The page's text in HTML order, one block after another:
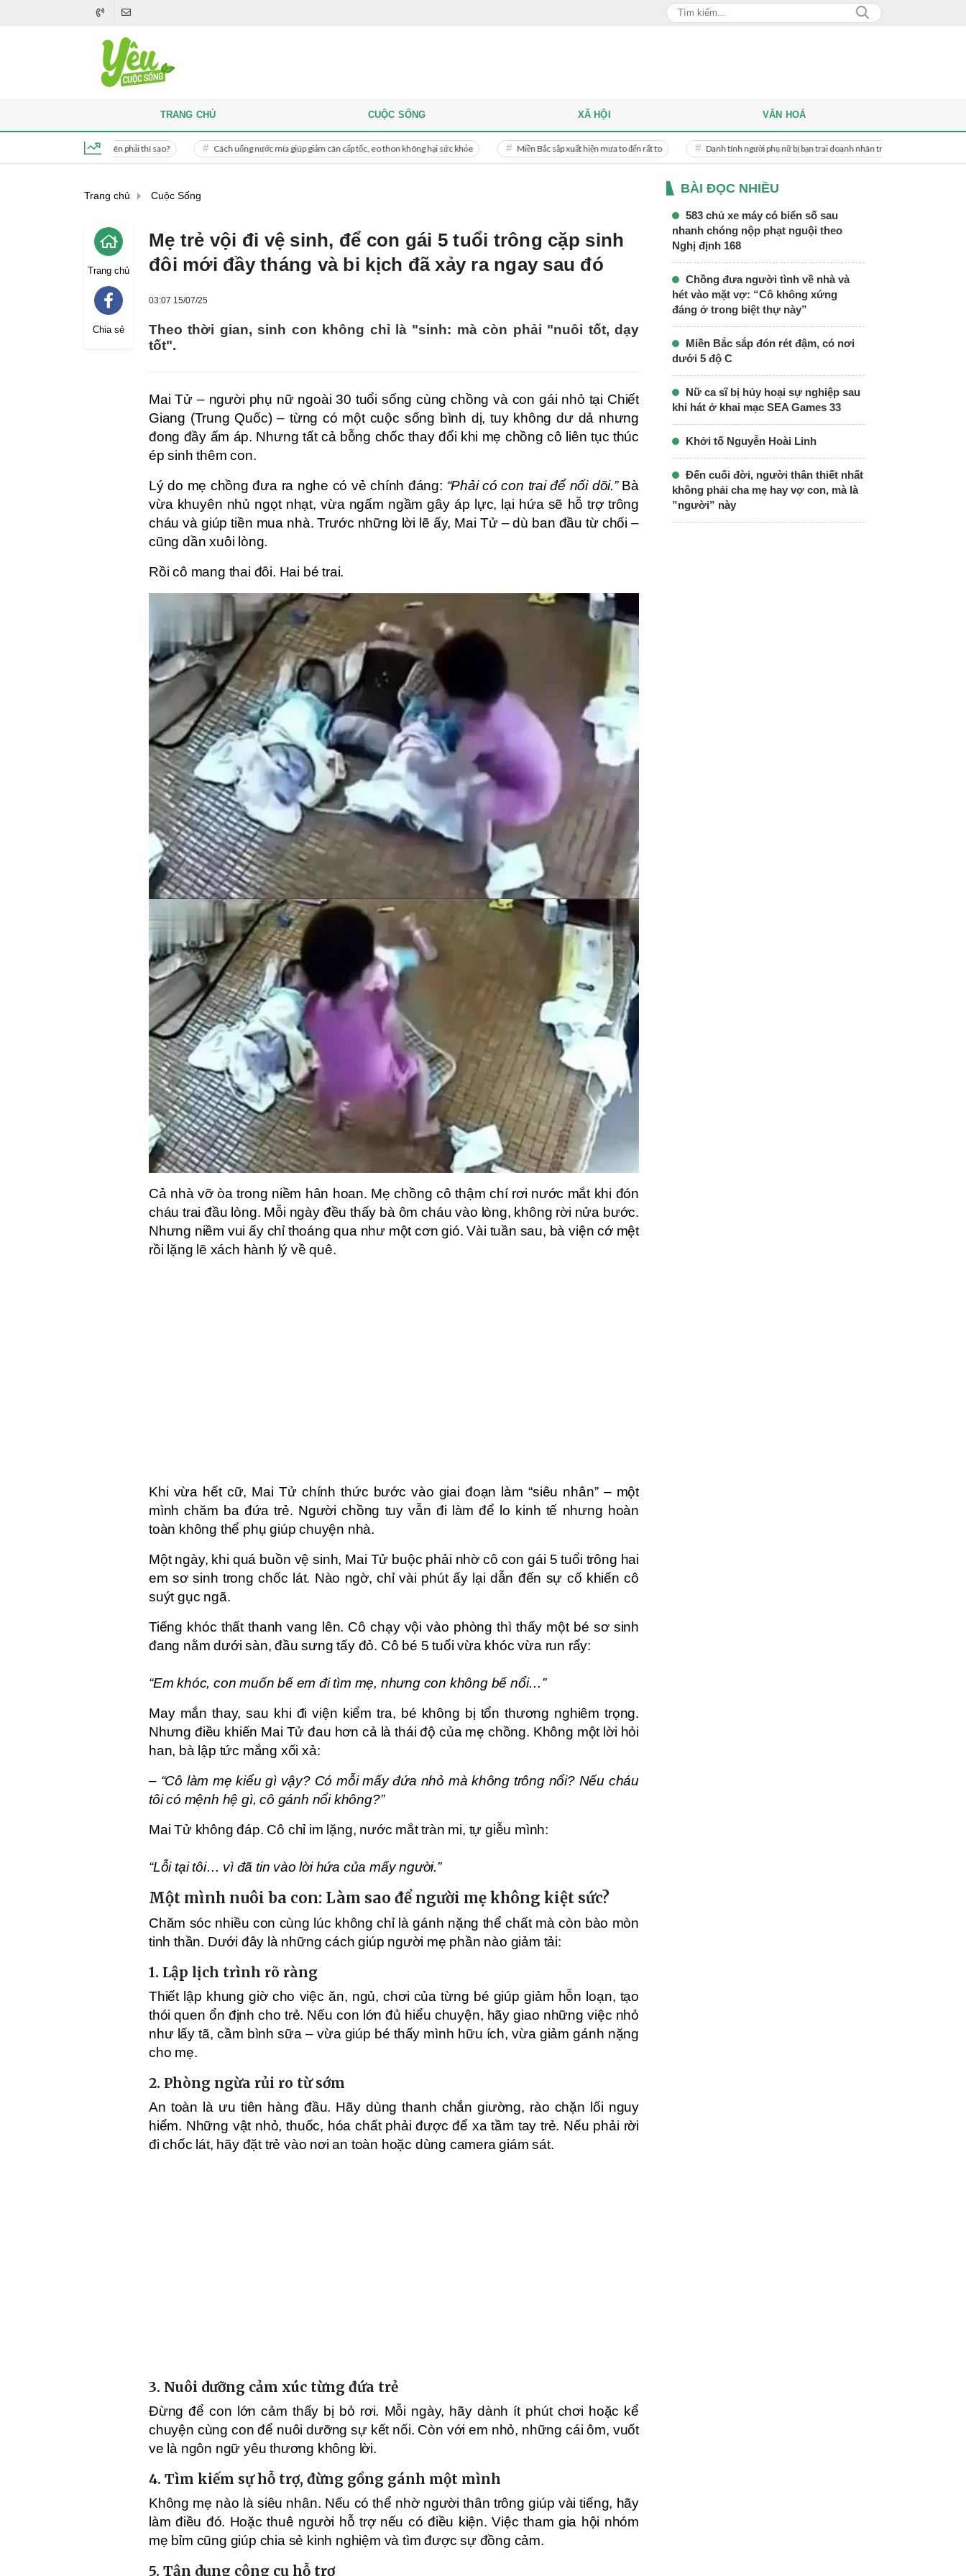
thờ, nếu đặt bên phải thì sao? Cách uống nước mía giúp giảm cân cấp tốc, eo thon không hại sức khỏe Miền Bắc sắp xuất hiện mưa to đến rất to Danh tính người phụ nữ bị bạn trai doanh nhân trên mạng tống tiền 4 tỷ đồng
TRANG CHỦ CUỘC SỐNG XÃ HỘI VĂN HOÁ
Trang chủ Cuộc Sống
Trang chủ
Chia sẻ
Mẹ trẻ vội đi vệ sinh, để con gái 5 tuổi trông cặp sinh
đôi mới đầy tháng và bi kịch đã xảy ra ngay sau đó
03:07 15/07/25
Theo thời gian, sinh con không chỉ là "sinh: mà còn phải "nuôi tốt, dạy
tốt".
Mai Tử – người phụ nữ ngoài 30 tuổi sống cùng chồng và con gái nhỏ tại Chiết
Giang (Trung Quốc) – từng có một cuộc sống bình dị, tuy không dư dả nhưng
đong đầy ấm áp. Nhưng tất cả bỗng chốc thay đổi khi mẹ chồng cô liên tục thúc
ép sinh thêm con.
Lý do mẹ chồng đưa ra nghe có vẻ chính đáng: “Phải có con trai để nối dõi.”Bà
vừa khuyên nhủ ngọt nhạt, vừa ngấm ngầm gây áp lực, lại hứa sẽ hỗ trợ trông
cháu và giúp tiền mua nhà. Trước những lời lẽ ấy, Mai Tử – dù ban đầu từ chối –
cũng dần xuôi lòng.
Rồi cô mang thai đôi. Hai bé trai.
Cả nhà vỡ òa trong niềm hân hoan. Mẹ chồng cô thậm chí rơi nước mắt khi đón
cháu trai đầu lòng. Mỗi ngày đều thấy bà ôm cháu vào lòng, không rời nửa bước.
Nhưng niềm vui ấy chỉ thoáng qua như một cơn gió. Vài tuần sau, bà viện cớ mệt
rồi lặng lẽ xách hành lý về quê.
Khi vừa hết cữ, Mai Tử chính thức bước vào giai đoạn làm “siêu nhân” – một
mình chăm ba đứa trẻ. Người chồng tuy vẫn đi làm để lo kinh tế nhưng hoàn
toàn không thể phụ giúp chuyện nhà.
Một ngày, khi quá buồn vệ sinh, Mai Tử buộc phải nhờ cô con gái 5 tuổi trông hai
em sơ sinh trong chốc lát. Nào ngờ, chỉ vài phút ấy lại dẫn đến sự cố khiến cô
suýt gục ngã.
Tiếng khóc thất thanh vang lên. Cô chạy vội vào phòng thì thấy một bé sơ sinh
đang nằm dưới sàn, đầu sưng tấy đỏ. Cô bé 5 tuổi vừa khóc vừa run rẩy:
“Em khóc, con muốn bế em đi tìm mẹ, nhưng con không bế nổi…”
May mắn thay, sau khi đi viện kiểm tra, bé không bị tổn thương nghiêm trọng.
Nhưng điều khiến Mai Tử đau hơn cả là thái độ của mẹ chồng. Không một lời hỏi
han, bà lập tức mắng xối xả:
– “Cô làm mẹ kiểu gì vậy? Có mỗi mấy đứa nhỏ mà không trông nổi? Nếu cháu
tôi có mệnh hệ gì, cô gánh nổi không?”
Mai Tử không đáp. Cô chỉ im lặng, nước mắt tràn mi, tự giễu mình:
“Lỗi tại tôi… vì đã tin vào lời hứa của mấy người.”
Một mình nuôi ba con: Làm sao để người mẹ không kiệt sức?
Chăm sóc nhiều con cùng lúc không chỉ là gánh nặng thể chất mà còn bào mòn
tinh thần. Dưới đây là những cách giúp người mẹ phần nào giảm tải:
1. Lập lịch trình rõ ràng
Thiết lập khung giờ cho việc ăn, ngủ, chơi của từng bé giúp giảm hỗn loạn, tạo
thói quen ổn định cho trẻ. Nếu con lớn đủ hiểu chuyện, hãy giao những việc nhỏ
như lấy tã, cầm bình sữa – vừa giúp bé thấy mình hữu ích, vừa giảm gánh nặng
cho mẹ.
2. Phòng ngừa rủi ro từ sớm
An toàn là ưu tiên hàng đầu. Hãy dùng thanh chắn giường, rào chặn lối nguy
hiểm. Những vật nhỏ, thuốc, hóa chất phải được để xa tầm tay trẻ. Nếu phải rời
đi chốc lát, hãy đặt trẻ vào nơi an toàn hoặc dùng camera giám sát.
3. Nuôi dưỡng cảm xúc từng đứa trẻ
Đừng để con lớn cảm thấy bị bỏ rơi. Mỗi ngày, hãy dành ít phút chơi hoặc kể
chuyện cùng con để nuôi dưỡng sự kết nối. Còn với em nhỏ, những cái ôm, vuốt
ve là ngôn ngữ yêu thương không lời.
4. Tìm kiếm sự hỗ trợ, đừng gồng gánh một mình
Không mẹ nào là siêu nhân. Nếu có thể nhờ người thân trông giúp vài tiếng, hãy
làm điều đó. Hoặc thuê người hỗ trợ nếu có điều kiện. Việc tham gia hội nhóm
mẹ bỉm cũng giúp chia sẻ kinh nghiệm và tìm được sự đồng cảm.
5. Tận dụng công cụ hỗ trợ
BÀI ĐỌC NHIỀU
583 chủ xe máy có biển số sau
nhanh chóng nộp phạt nguội theo
Nghị định 168
Chồng đưa người tình về nhà và
hét vào mặt vợ: “Cô không xứng
đáng ở trong biệt thự này”
Miền Bắc sắp đón rét đậm, có nơi
dưới 5 độ C
Nữ ca sĩ bị hủy hoại sự nghiệp sau
khi hát ở khai mạc SEA Games 33
Khởi tố Nguyễn Hoài Linh
Đến cuối đời, người thân thiết nhất
không phải cha mẹ hay vợ con, mà là
”người” này